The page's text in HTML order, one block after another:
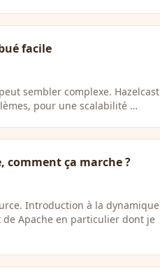
facile
sembler complexe. Hazelcast
pour une scalabilité …
comment ça marche ?
Introduction à la dynamique
Apache en particulier dont je